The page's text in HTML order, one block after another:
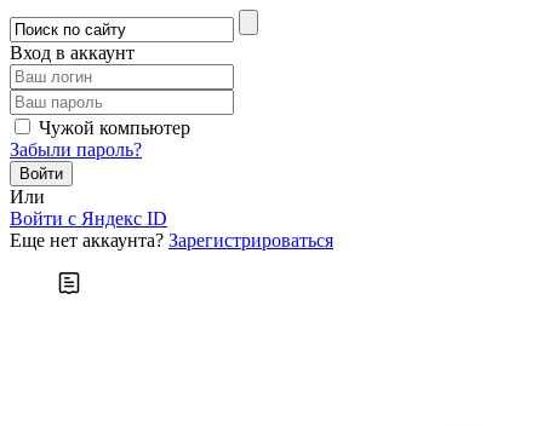
Вход в аккаунт
Чужой компьютер
Забыли пароль?
Или
Войти c Яндекс ID
Еще нет аккаунта? Зарегистрироваться